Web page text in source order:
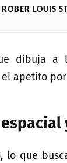
ROBER LOUIS
dibuja a
apetito
lo que